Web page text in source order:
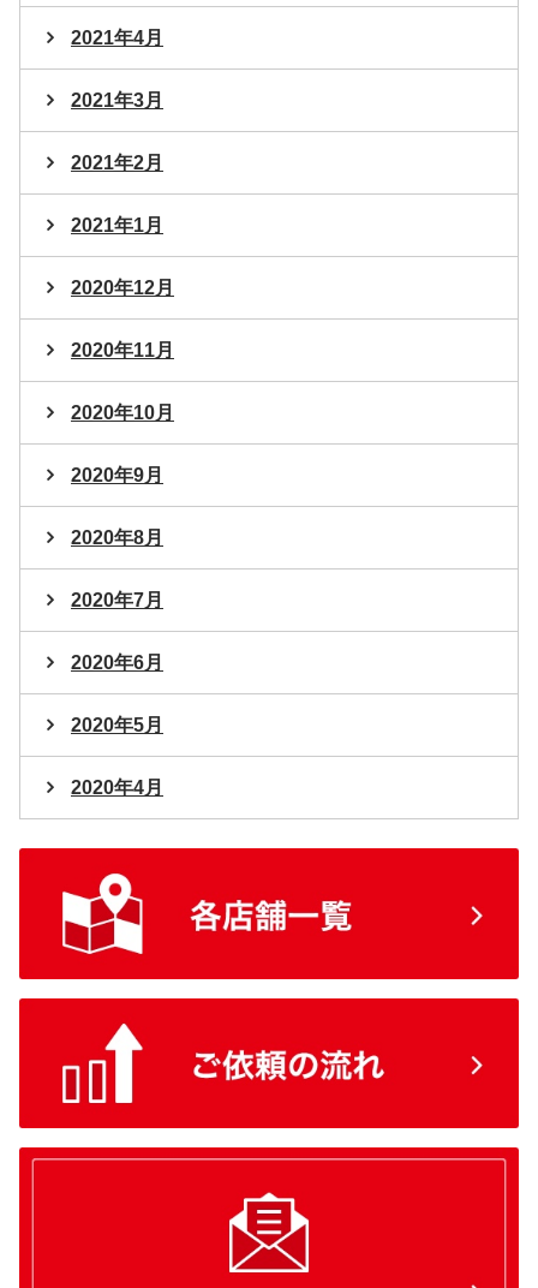
2021年4月
2021年3月
2021年2月
2021年1月
2020年12月
2020年11月
2020年10月
2020年9月
2020年8月
2020年7月
2020年6月
2020年5月
2020年4月